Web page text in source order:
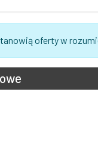
oferty w